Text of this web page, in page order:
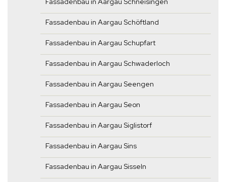
Fassadenbau in Aargau Schöftland
Fassadenbau in Aargau Schupfart
Fassadenbau in Aargau Schwaderloch
Fassadenbau in Aargau Seengen
Fassadenbau in Aargau Seon
Fassadenbau in Aargau Siglistorf
Fassadenbau in Aargau Sins
Fassadenbau in Aargau Sisseln